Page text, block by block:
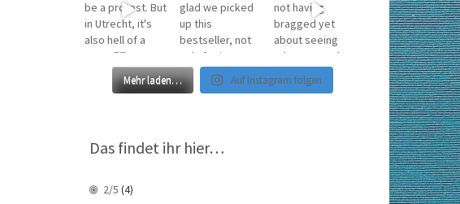
Mehr laden… Auf Instagram folgen
Das findet ihr hier…
2/5 (4)